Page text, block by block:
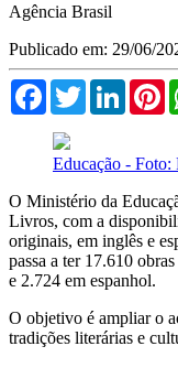
Agência Brasil
Publicado em: 29/06/
FacebookTwitter
Educação -
O Ministério da
Livros, com a
originais, em inglês e
passa a ter 17.610
e 2.724 em espanhol.
O objetivo é ampliar o
tradições literárias e